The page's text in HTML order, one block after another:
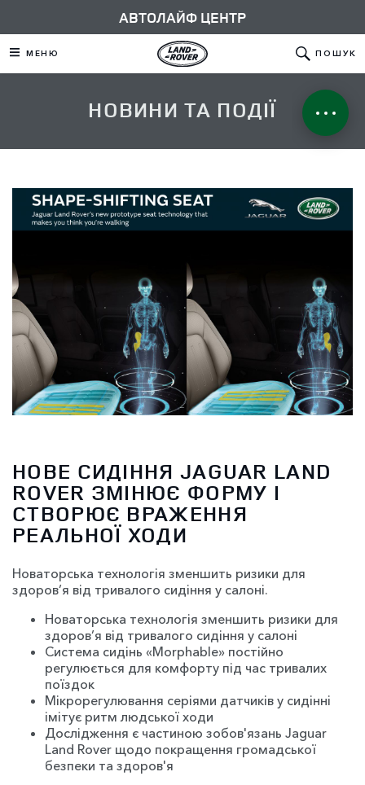
АВТОЛАЙФ ЦЕНТР
МЕНЮ ПОШУК
НОВИНИ ТА ПОДІЇ
НОВЕ СИДІННЯ JAGUAR LAND
ROVER ЗМІНЮЄ ФОРМУ І
СТВОРЮЄ ВРАЖЕННЯ
РЕАЛЬНОЇ ХОДИ
Новаторська технологія зменшить ризики для
здоров’я від тривалого сидіння у салоні.
Новаторська технологія зменшить ризики для
здоров’я від тривалого сидіння у салоні
Система сидінь «Morphable» постійно
регулюється для комфорту під час тривалих
поїздок
Мікрорегулювання серіями датчиків у сидінні
імітує ритм людської ходи
Дослідження є частиною зобов'язань Jaguar
Land Rover щодо покращення громадської
безпеки та здоров'я